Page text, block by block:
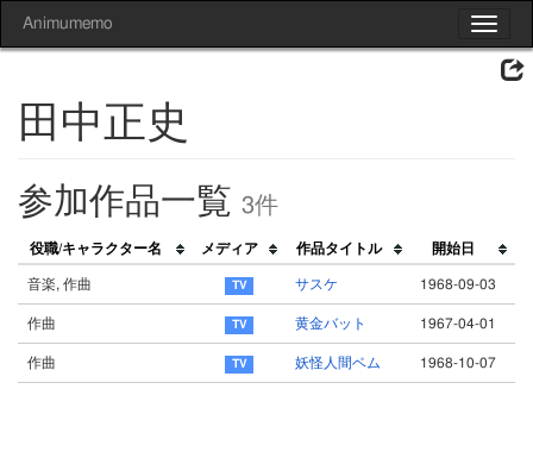
Toggle
Animumemo
田中正史
参加作品一覧 3件
役職/キャラクター名 メディア 作品タイトル 開始日
音楽, 作曲 サスケ 1968-09-03
作曲 黄金バット 1967-04-01
作曲 妖怪人間ベム 1968-10-07